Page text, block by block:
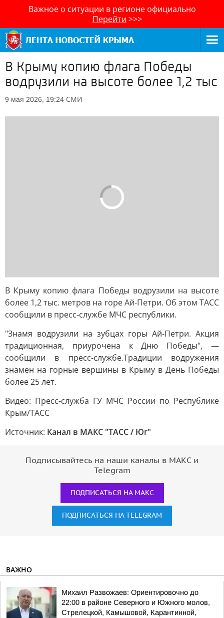
Важное о ситуации в регионе официально
Перейти >>>
В Крыму копию флага Победы
водрузили на высоте более 1,2 тыс
9 мая 2026, 19:24 СМИ
В Крыму копию флага Победы водрузили на высоте
более 1,2 тыс. метров на горе Ай-Петри. Об этом ТАСС
сообщили в пресс-службе МЧС республики.
"Знамя водрузили на зубцах горы Ай-Петри. Акция
традиционная, приурочена к Дню Победы", —
сообщили в пресс-службе.Традиции водружения
знамен на горные вершины в Крыму в День Победы
более 25 лет.
Видео: Пресс-служба ГУ МЧС России по Республике
Крым/ТАСС
Источник: Канал в МАКС "ТАСС / Юг"
Подписывайтесь на наши каналы в МАКС и
Telegram
ПОДПИСАТЬСЯ НА МАКС
ПОДПИСАТЬСЯ НА TELEGRAM
ВАЖНО
Михаил Развожаев: Ориентировочно до
22:00 в районе Северного и Южного молов,
Стрелецкой, Камышовой, Карантинной,